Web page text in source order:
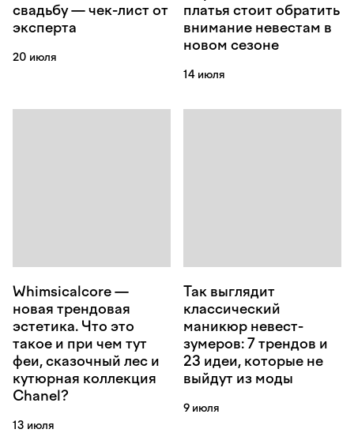
свадьбу — чек-лист от
эксперта
20 июля
платья стоит обратить
внимание невестам в
новом сезоне
14 июля
Whimsicalcore —
новая трендовая
эстетика. Что это
такое и при чем тут
феи, сказочный лес и
кутюрная коллекция
Chanel?
13 июля
Так выглядит
классический
маникюр невест-
зумеров: 7 трендов и
23 идеи, которые не
выйдут из моды
9 июля